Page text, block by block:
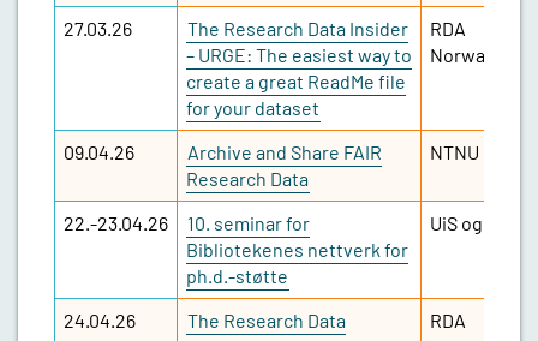
27.03.26
The Research Data Insider
– URGE: The easiest way to
create a great ReadMe file
for your dataset
RDA
Norway
09.04.26
Archive and Share FAIR
Research Data
NTNU
22.-23.04.26
10. seminar for
Bibliotekenes nettverk for
ph.d.-støtte
UiS og VID
24.04.26
The Research Data
RDA